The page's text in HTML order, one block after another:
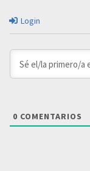
Login
0 COMENTARIOS